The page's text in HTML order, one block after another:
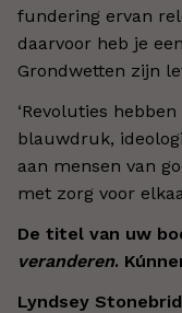
fundering ervan
daarvoor heb je
Grondwetten zijn
‘Revoluties
blauwdruk,
aan mensen van
met zorg voor
De titel van uw
veranderen.
Lyndsey